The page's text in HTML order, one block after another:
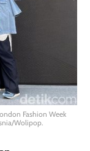
Fashion Week
Wolipop.